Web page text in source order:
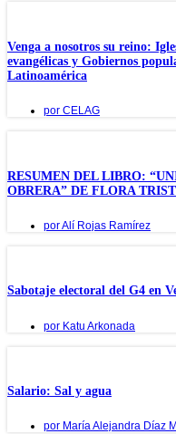
Venga a nosotros su reino:
evangélicas y Gobiernos
Latinoamérica
por CELAG
RESUMEN DEL LIBRO:
OBRERA” DE FLORA
porAlí Rojas Ramírez
Sabotaje electoral del G4 en
por Katu Arkonada
Salario: Sal y agua
por María Alejandra Díaz